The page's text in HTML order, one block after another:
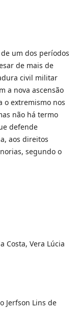
um dos períodos
de mais de
civil militar
a nova ascensão
o extremismo nos
não há termo
defende
aos direitos
segundo o
Costa, Vera Lúcia
Jerfson Lins de